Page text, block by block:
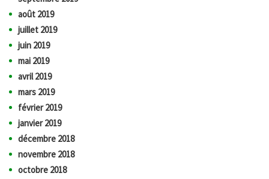
août 2019
juillet 2019
juin 2019
mai 2019
avril 2019
mars 2019
février 2019
janvier 2019
décembre 2018
novembre 2018
octobre 2018